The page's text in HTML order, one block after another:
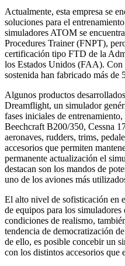
Actualmente, esta empresa se
soluciones para el
simuladores ATOM se
Procedures Trainer (FNPT),
certificación tipo FTD de la
los Estados Unidos (FAA). Con
sostenida han fabricado más de
Algunos productos
Dreamflight, un simulador
fases iniciales de
Beechcraft B200/350, Cessna
aeronaves, rudders, trims,
accesorios que permiten
permanente actualización el
destacan son los mandos de
uno de los aviones más
El alto nivel de sofisticación en
de equipos para los
condiciones de realismo,
tendencia de democratización
de ello, es posible concebir un
con los distintos accesorios que